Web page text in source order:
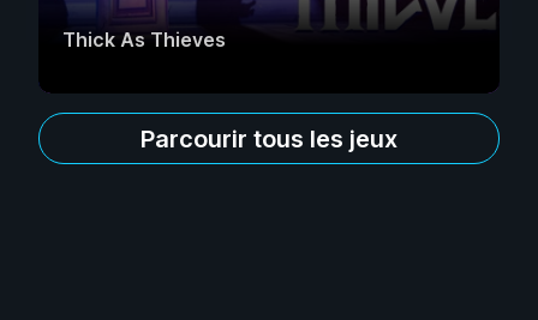
Thick As Thieves
Parcourir tous les jeux